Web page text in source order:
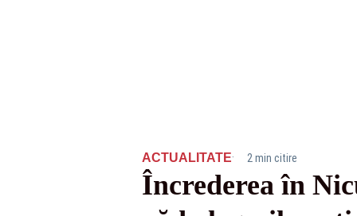
ACTUALITATE· 2 min citire
Încrederea în